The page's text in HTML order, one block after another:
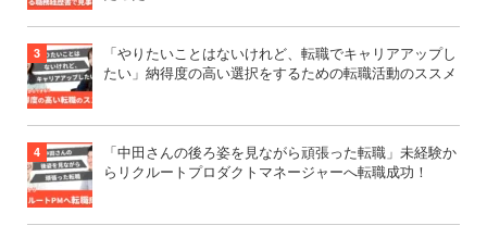
「やりたいことはないけれど、転職でキャリアアップし
たい」納得度の高い選択をするための転職活動のススメ
「中田さんの後ろ姿を見ながら頑張った転職」未経験か
らリクルートプロダクトマネージャーへ転職成功！